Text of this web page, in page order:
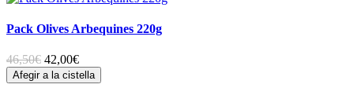
Pack Olives Arbequines 220g
46,50€ 42,00€
Afegir a la cistella